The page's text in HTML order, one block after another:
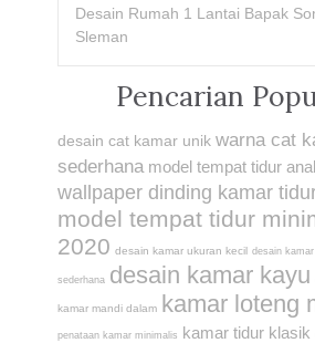
Desain Rumah 1 Lantai Bapak
Sleman
Pencarian
desain cat kamar unik warna cat
sederhana model tempat tidur
wallpaper dinding kamar
model tempat tidur
2020 desain kamar ukuran kecil desain
sederhana desain kamar kayu
kamar mandi dalam kamar loteng
penataan kamar minimalis kamar tidur klasik